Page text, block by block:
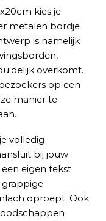
kies je
metalen bordje
is namelijk
overkomt.
op een
manier te
volledig
bij jouw
eigen tekst
grappige
oproept. Ook